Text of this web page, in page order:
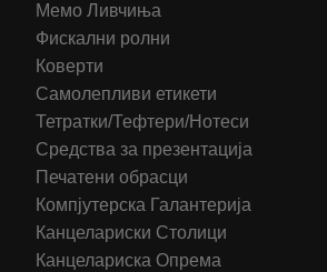
Мемо Ливчиња
Фискални ролни
Коверти
Самолепливи етикети
Тетратки/Тефтери/Нотеси
Средства за презентација
Печатени обрасци
Компјутерска Галантерија
Канцелариски Столици
Канцелариска Опрема